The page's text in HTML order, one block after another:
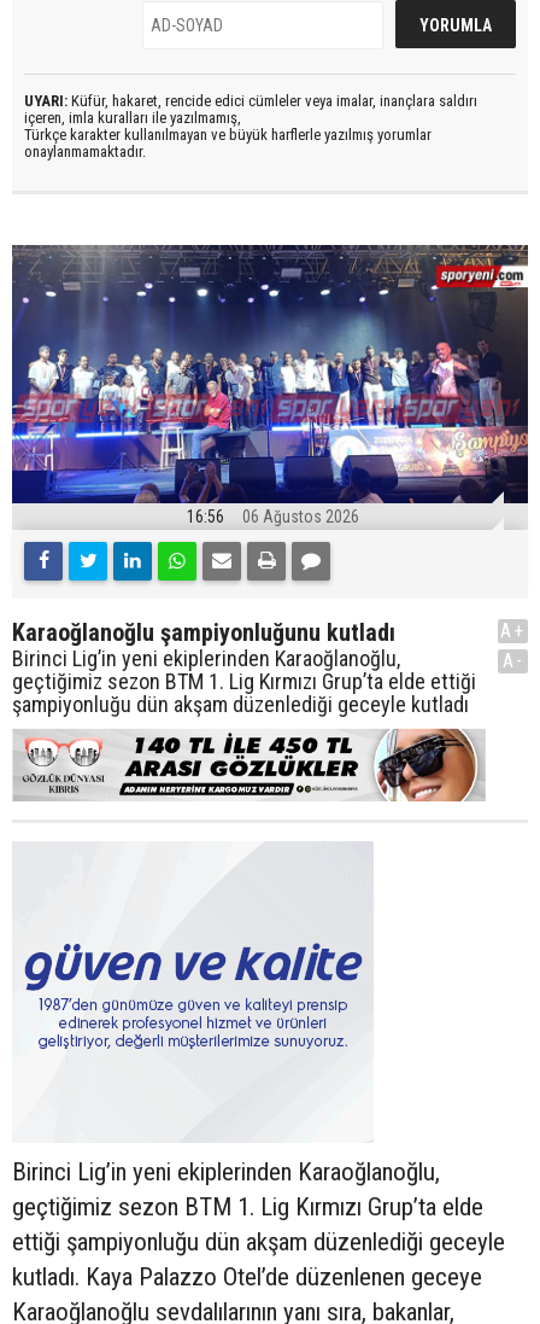
UYARI: Küfür, hakaret, rencide edici cümleler veya imalar, inançlara saldırı
içeren, imla kuralları ile yazılmamış,
Türkçe karakter kullanılmayan ve büyük harflerle yazılmış yorumlar
onaylanmamaktadır.
16:56 06 Ağustos 2026
Karaoğlanoğlu şampiyonluğunu kutladı
Birinci Lig’in yeni ekiplerinden Karaoğlanoğlu,
geçtiğimiz sezon BTM 1. Lig Kırmızı Grup’ta elde ettiği
şampiyonluğu dün akşam düzenlediği geceyle kutladı
A+
A-
Birinci Lig’in yeni ekiplerinden Karaoğlanoğlu,
geçtiğimiz sezon BTM 1. Lig Kırmızı Grup’ta elde
ettiği şampiyonluğu dün akşam düzenlediği geceyle
kutladı. Kaya Palazzo Otel’de düzenlenen geceye
Karaoğlanoğlu sevdalılarının yanı sıra, bakanlar,